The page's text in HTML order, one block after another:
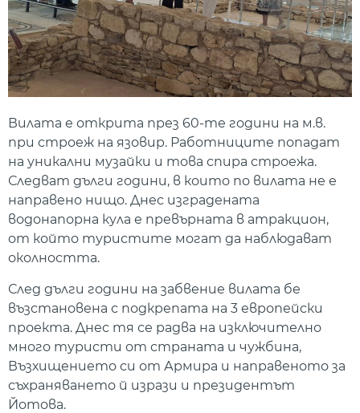
Вилата е открита през 60-те години на м.в.
при строеж на язовир. Работниците попадат
на уникални музайки и това спира строежа.
Следват дълги години, в които по вилата не е
направено нищо. Днес изградената
водонапорна кула е превърната в атракцион,
от който туристите могат да наблюдават
околността.
След дълги години на забвение вилата бе
възстановена с подкрепата на 3 европейски
проекта. Днес тя се радва на изключително
много туристи от страната и чужбина,
Възхищението си от Армира и направеното за
съхраняването й изрази и президентът
Йотова.